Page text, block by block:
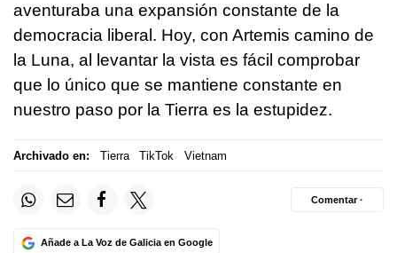
aventuraba una expansión constante de la
democracia liberal. Hoy, con Artemis camino de
la Luna, al levantar la vista es fácil comprobar
que lo único que se mantiene constante en
nuestro paso por la Tierra es la estupidez.
Archivado en: Tierra TikTok Vietnam
Añade a La Voz de Galicia en Google
Comentar ·